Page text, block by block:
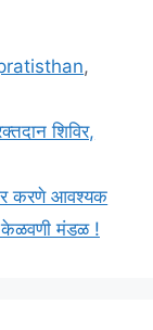
,
शिविर,
करणे आवश्यक
केळवणी मंडळ !